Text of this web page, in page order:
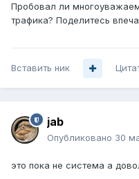
Пробовал ли
трафика? Поделитесь
Вставить ник
jab
Опубликовано 30
это пока не система а